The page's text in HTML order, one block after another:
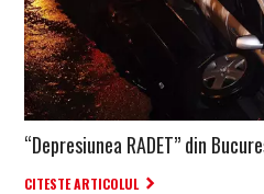
“Depresiunea RADET” din
CITESTE ARTICOLUL